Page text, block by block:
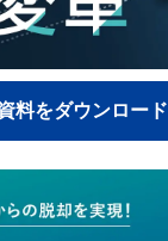
料をダウンロード